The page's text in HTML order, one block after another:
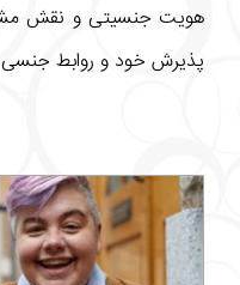
هویت جنسیتی و نقش
پذیرش خود و روابط جنسی